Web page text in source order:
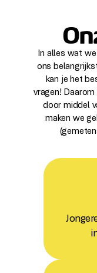
In alles wat
ons
kan je het
vragen!
door middel
maken we